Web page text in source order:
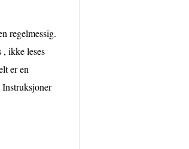
regelmessig.
, ikke leses
er en